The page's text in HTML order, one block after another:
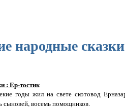
народные
: Ер-тостик
годы жил на свете скотовод
сыновей, восемь помощников.